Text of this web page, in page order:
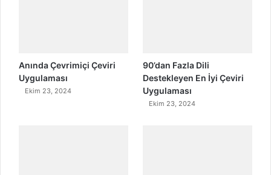
Anında Çevrimiçi Çeviri
Uygulaması
Ekim 23, 2024
90’dan Fazla Dili
Destekleyen En İyi Çeviri
Uygulaması
Ekim 23, 2024